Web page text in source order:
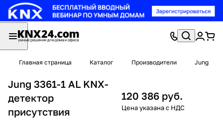
Главная страница Каталог Производители Jung
Jung 3361-1 AL KNX-
детектор
присутствия
120 386 руб.